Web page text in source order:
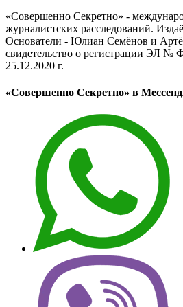
«Совершенно Секретно» -
журналистских расследований.
Основатели - Юлиан Семёнов и
свидетельство о регистрации ЭЛ №
25.12.2020 г.
«Совершенно Секретно» в